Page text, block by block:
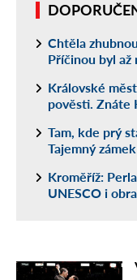
Chtěla
Příčinou byl
Královské
pověsti. Znáte
Tam, kde prý
Tajemný
Kroměříž:
UNESCO i